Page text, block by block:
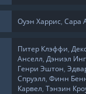
Оуэн Харрис,Сара
Питер Клэффи,
Анселл,Дэниэл
Генри Эштон,
Спруэлл,Финн
Карвел,Тэнзин